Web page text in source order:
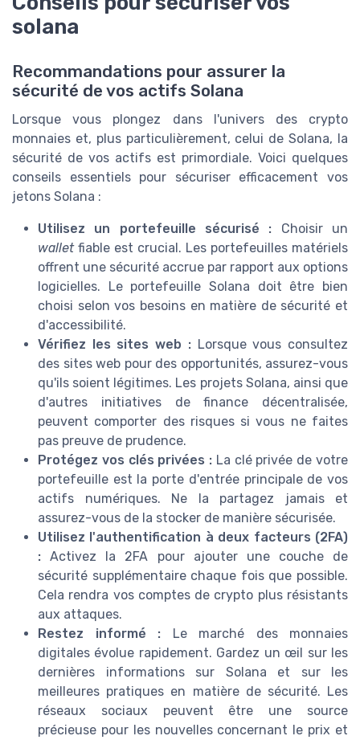
solana
Recommandations pour assurer la
sécurité de vos actifs Solana
Lorsque vous plongez dans l'univers des crypto
monnaies et, plus particulièrement, celui de Solana, la
sécurité de vos actifs est primordiale. Voici quelques
conseils essentiels pour sécuriser efficacement vos
jetons Solana :
Utilisez un portefeuille sécurisé : Choisir un
walletfiable est crucial. Les portefeuilles matériels
offrent une sécurité accrue par rapport aux options
logicielles. Le portefeuille Solana doit être bien
choisi selon vos besoins en matière de sécurité et
d'accessibilité.
Vérifiez les sites web :Lorsque vous consultez
des sites web pour des opportunités, assurez-vous
qu'ils soient légitimes. Les projets Solana, ainsi que
d'autres initiatives de finance décentralisée,
peuvent comporter des risques si vous ne faites
pas preuve de prudence.
Protégez vos clés privées : La clé privée de votre
portefeuille est la porte d'entrée principale de vos
actifs numériques. Ne la partagez jamais et
assurez-vous de la stocker de manière sécurisée.
Utilisez l'authentification à deux facteurs (2FA)
: Activez la 2FA pour ajouter une couche de
sécurité supplémentaire chaque fois que possible.
Cela rendra vos comptes de crypto plus résistants
aux attaques.
Restez informé : Le marché des monnaies
digitales évolue rapidement. Gardez un œil sur les
dernières informations sur Solana et sur les
meilleures pratiques en matière de sécurité. Les
réseaux sociaux peuvent être une source
précieuse pour les nouvelles concernant le prix et